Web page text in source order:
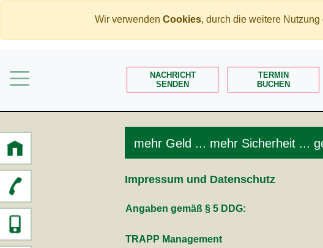
Wir verwenden Cookies, durch die weitere
NACHRICHT
SENDEN
TERMIN
BUCHEN
Mehr Geld verdienen
Meine Angebote
mehr Geld ... mehr Sicherheit ...
Impressum und Datenschutz
Angaben gemäß § 5 DDG:
TRAPP Management